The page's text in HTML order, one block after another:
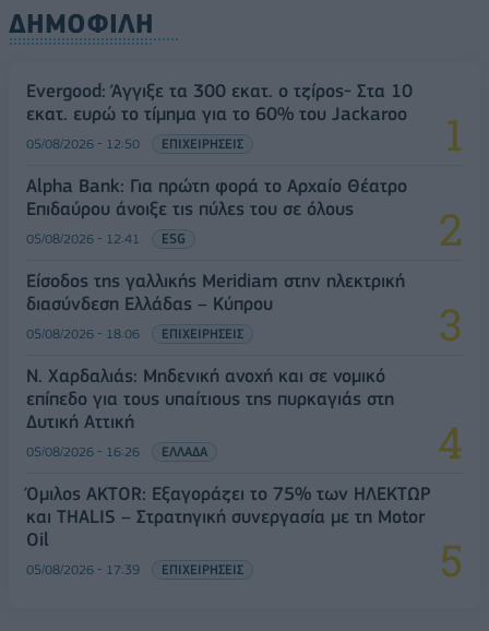
ΔΗΜΟΦΙΛΗ
Evergood: Άγγιξε τα 300 εκατ. ο τζίρος- Στα 10
εκατ. ευρώ το τίμημα για το 60% του Jackaroo
05/08/2026 - 12:50 ΕΠΙΧΕΙΡΗΣΕΙΣ
Alpha Bank: Για πρώτη φορά το Αρχαίο Θέατρο
Επιδαύρου άνοιξε τις πύλες του σε όλους
05/08/2026 - 12:41 ESG
Είσοδος της γαλλικής Meridiam στην ηλεκτρική
διασύνδεση Ελλάδας – Κύπρου
05/08/2026 - 18:06 ΕΠΙΧΕΙΡΗΣΕΙΣ
Ν. Χαρδαλιάς: Μηδενική ανοχή και σε νομικό
επίπεδο για τους υπαίτιους της πυρκαγιάς στη
Δυτική Αττική
05/08/2026 - 16:26 ΕΛΛΑΔΑ
Όμιλος AKTOR: Εξαγοράζει το 75% των ΗΛΕΚΤΩΡ
και THALIS – Στρατηγική συνεργασία με τη Motor
Oil
05/08/2026 - 17:39 ΕΠΙΧΕΙΡΗΣΕΙΣ